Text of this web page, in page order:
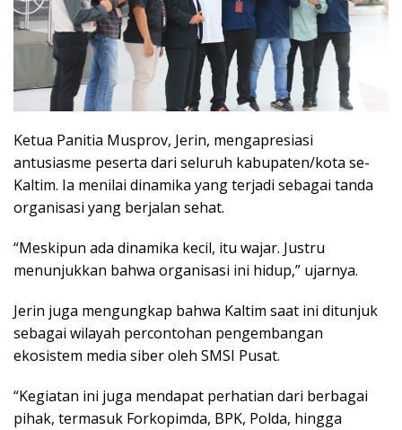
Ketua Panitia Musprov, Jerin, mengapresiasi
antusiasme peserta dari seluruh kabupaten/kota se-
Kaltim. Ia menilai dinamika yang terjadi sebagai tanda
organisasi yang berjalan sehat.
“Meskipun ada dinamika kecil, itu wajar. Justru
menunjukkan bahwa organisasi ini hidup,” ujarnya.
Jerin juga mengungkap bahwa Kaltim saat ini ditunjuk
sebagai wilayah percontohan pengembangan
ekosistem media siber oleh SMSI Pusat.
“Kegiatan ini juga mendapat perhatian dari berbagai
pihak, termasuk Forkopimda, BPK, Polda, hingga